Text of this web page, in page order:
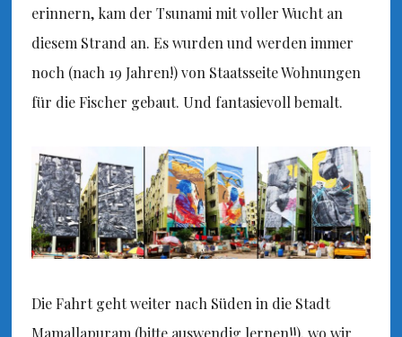
erinnern, kam der Tsunami mit voller Wucht an
diesem Strand an. Es wurden und werden immer
noch (nach 19 Jahren!) von Staatsseite Wohnungen
für die Fischer gebaut. Und fantasievoll bemalt.
Die Fahrt geht weiter nach Süden in die Stadt